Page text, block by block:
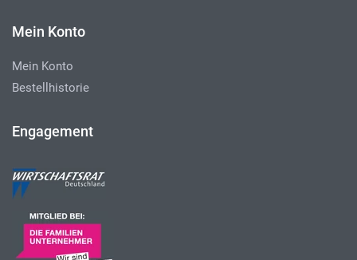
Mein Konto
Mein Konto
Bestellhistorie
Engagement